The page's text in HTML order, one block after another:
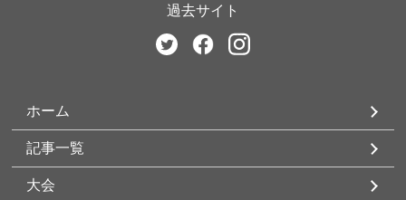
過去サイト
ホーム
記事一覧
大会